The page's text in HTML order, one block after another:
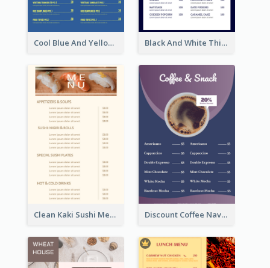
Cool Blue And Yellow Fast Food Menu Design Black And White Thick Border Catering Menu Design
Clean Kaki Sushi Menu Design Inspiration Discount Coffee Navy Blue Menu Design Template